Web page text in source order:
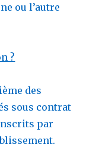
ou l’autre
?
des
sous contrat
par